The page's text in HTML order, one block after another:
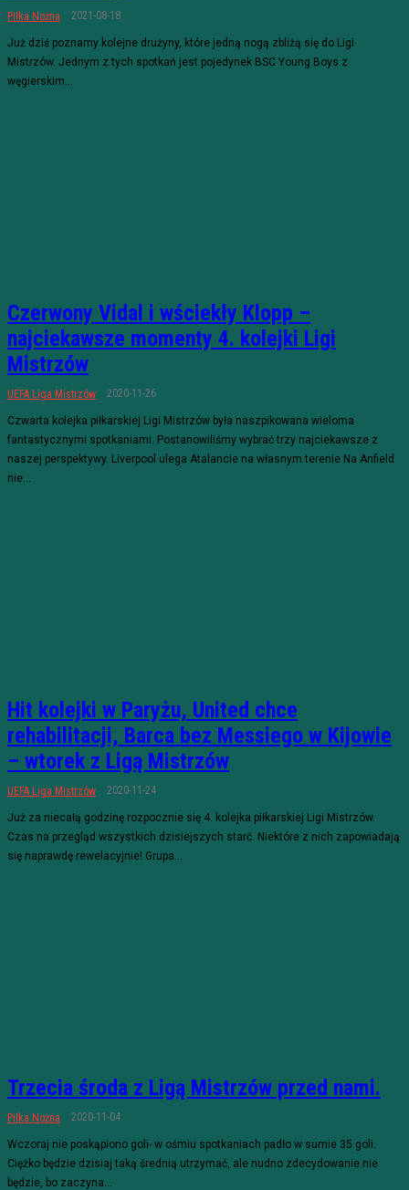
Piłka Nożna 2021-08-18
Już dziś poznamy kolejne drużyny, które jedną nogą zbliżą się do Ligi
Mistrzów. Jednym z tych spotkań jest pojedynek BSC Young Boys z
węgierskim...
Czerwony Vidal i wściekły Klopp –
najciekawsze momenty 4. kolejki Ligi
Mistrzów
UEFA Liga Mistrzów 2020-11-26
Czwarta kolejka piłkarskiej Ligi Mistrzów była naszpikowana wieloma
fantastycznymi spotkaniami. Postanowiliśmy wybrać trzy najciekawsze z
naszej perspektywy. Liverpool ulega Atalancie na własnym terenie Na Anfield
nie...
Hit kolejki w Paryżu, United chce
rehabilitacji, Barca bez Messiego w Kijowie
– wtorek z Ligą Mistrzów
UEFA Liga Mistrzów 2020-11-24
Już za niecałą godzinę rozpocznie się 4. kolejka piłkarskiej Ligi Mistrzów.
Czas na przegląd wszystkich dzisiejszych starć. Niektóre z nich zapowiadają
się naprawdę rewelacyjnie! Grupa...
Trzecia środa z Ligą Mistrzów przed nami.
Piłka Nożna 2020-11-04
Wczoraj nie poskąpiono goli- w ośmiu spotkaniach padło w sumie 35 goli.
Ciężko będzie dzisiaj taką średnią utrzymać, ale nudno zdecydowanie nie
będzie, bo zaczyna...